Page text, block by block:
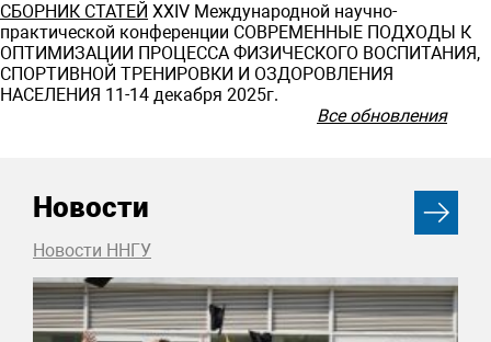
СБОРНИК СТАТЕЙ ХXIV Международной научно-
практической конференции СОВРЕМЕННЫЕ ПОДХОДЫ К
ОПТИМИЗАЦИИ ПРОЦЕССА ФИЗИЧЕСКОГО ВОСПИТАНИЯ,
СПОРТИВНОЙ ТРЕНИРОВКИ И ОЗДОРОВЛЕНИЯ
НАСЕЛЕНИЯ 11-14 декабря 2025г.
Все обновления
Новости
Новости ННГУ